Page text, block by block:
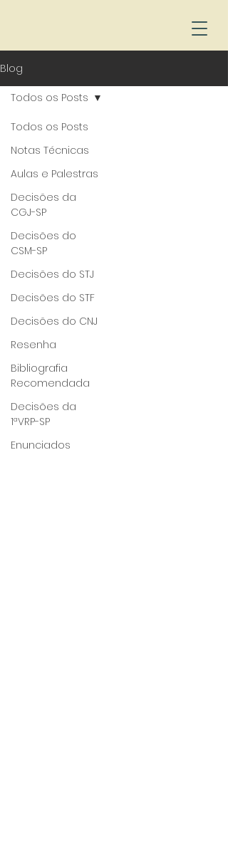
Blog
Todos os Posts
Notas Técnicas
Aulas e Palestras
Decisões da
CGJ-SP
Decisões do
CSM-SP
Decisões do STJ
Decisões do STF
Decisões do CNJ
Resenha
Bibliografia
Recomendada
Decisões da
1ªVRP-SP
Enunciados
Todos os Posts